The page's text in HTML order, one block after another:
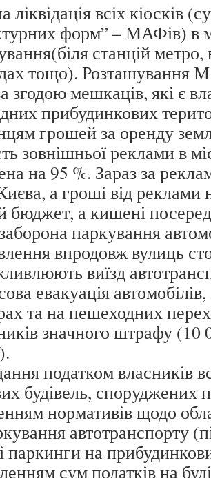
ліквідація всіх кіосків
форм” – МАФів) в
станцій метро,
тощо). Розташування
згодою мешкаців, які є
прибудинкових
грошей за оренду
зовнішньої реклами в
на 95 %. Зараз за
а гроші від
бюджет, а кишені
паркування
впродовж вулиць
виїзд
евакуація
та на пешеходних
значного штрафу (10
податком власників
будівель, споруджених
нормативів щодо
автотранспорту
паркинги на
сум податків на